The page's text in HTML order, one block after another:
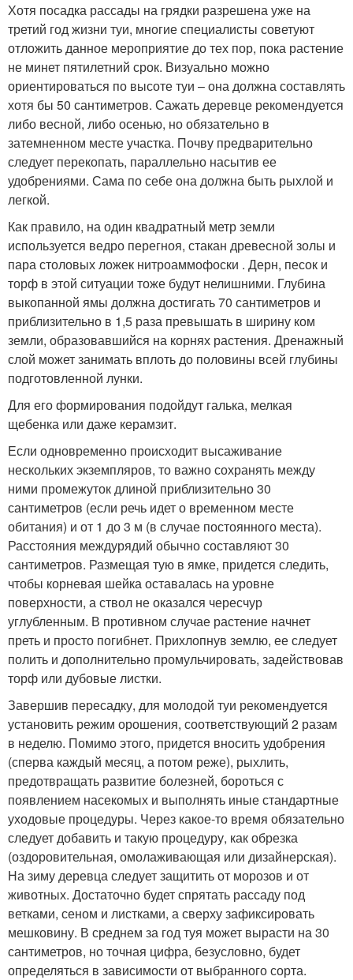
Хотя посадка рассады на грядки разрешена уже на
третий год жизни туи, многие специалисты советуют
отложить данное мероприятие до тех пор, пока растение
не минет пятилетний срок. Визуально можно
ориентироваться по высоте туи – она должна составлять
хотя бы 50 сантиметров. Сажать деревце рекомендуется
либо весной, либо осенью, но обязательно в
затемненном месте участка. Почву предварительно
следует перекопать, параллельно насытив ее
удобрениями. Сама по себе она должна быть рыхлой и
легкой.
Как правило, на один квадратный метр земли
используется ведро перегноя, стакан древесной золы и
пара столовых ложек нитроаммофоски . Дерн, песок и
торф в этой ситуации тоже будут нелишними. Глубина
выкопанной ямы должна достигать 70 сантиметров и
приблизительно в 1,5 раза превышать в ширину ком
земли, образовавшийся на корнях растения. Дренажный
слой может занимать вплоть до половины всей глубины
подготовленной лунки.
Для его формирования подойдут галька, мелкая
щебенка или даже керамзит.
Если одновременно происходит высаживание
нескольких экземпляров, то важно сохранять между
ними промежуток длиной приблизительно 30
сантиметров (если речь идет о временном месте
обитания) и от 1 до 3 м (в случае постоянного места).
Расстояния междурядий обычно составляют 30
сантиметров. Размещая тую в ямке, придется следить,
чтобы корневая шейка оставалась на уровне
поверхности, а ствол не оказался чересчур
углубленным. В противном случае растение начнет
преть и просто погибнет. Прихлопнув землю, ее следует
полить и дополнительно промульчировать, задействовав
торф или дубовые листки.
Завершив пересадку, для молодой туи рекомендуется
установить режим орошения, соответствующий 2 разам
в неделю. Помимо этого, придется вносить удобрения
(сперва каждый месяц, а потом реже), рыхлить,
предотвращать развитие болезней, бороться с
появлением насекомых и выполнять иные стандартные
уходовые процедуры. Через какое-то время обязательно
следует добавить и такую процедуру, как обрезка
(оздоровительная, омолаживающая или дизайнерская).
На зиму деревца следует защитить от морозов и от
животных. Достаточно будет спрятать рассаду под
ветками, сеном и листками, а сверху зафиксировать
мешковину. В среднем за год туя может вырасти на 30
сантиметров, но точная цифра, безусловно, будет
определяться в зависимости от выбранного сорта.